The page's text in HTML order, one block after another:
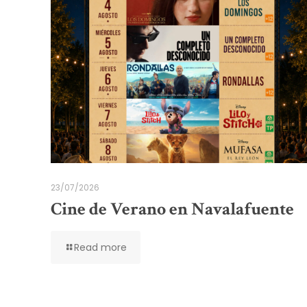
23/07/2026
Cine de Verano en Navalafuente
Read more